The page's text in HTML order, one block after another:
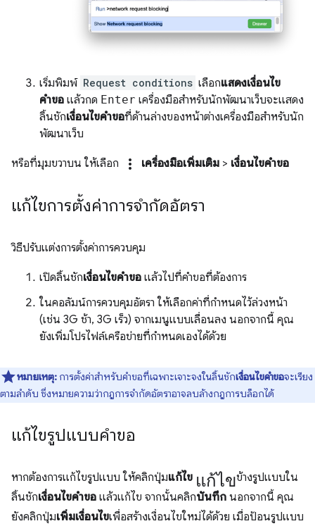
เริ่มพิมพ์ Request conditions เลือกแสดงเงื่อนไข
คำขอ แล้วกด Enter เครื่องมือสำหรับนักพัฒนาเว็บจะแสดง
ลิ้นชักเงื่อนไขคำขอที่ด้านล่างของหน้าต่างเครื่องมือสำหรับนัก
พัฒนาเว็บ
หรือที่มุมขวาบน ให้เลือก more_vert เครื่องมือเพิ่มเติม > เงื่อนไขคำขอ
แก้ไขการตั้งค่าการจำกัดอัตรา
วิธีปรับแต่งการตั้งค่าการควบคุม
เปิดลิ้นชักเงื่อนไขคำขอ แล้วไปที่คำขอที่ต้องการ
ในคอลัมน์การควบคุมอัตรา ให้เลือกค่าที่กำหนดไว้ล่วงหน้า
(เช่น 3G ช้า, 3G เร็ว) จากเมนูแบบเลื่อนลง นอกจากนี้ คุณ
ยังเพิ่มโปรไฟล์เครือข่ายที่กำหนดเองได้ด้วย
หมายเหตุ: การตั้งค่าสำหรับคำขอที่เฉพาะเจาะจงในลิ้นชักเงื่อนไขคำขอจะเรียง
ตามลำดับ ซึ่งหมายความว่ากฎการจำกัดอัตราอาจลบล้างกฎการบล็อกได้
แก้ไขรูปแบบคำขอ
หากต้องการแก้ไขรูปแบบ ให้คลิกปุ่มแก้ไข แก้ไขข้างรูปแบบใน
ลิ้นชักเงื่อนไขคำขอ แล้วแก้ไข จากนั้นคลิกบันทึก นอกจากนี้ คุณ
ยังคลิกปุ่มเพิ่มเงื่อนไขเพื่อสร้างเงื่อนไขใหม่ได้ด้วย เมื่อป้อนรูปแบบ